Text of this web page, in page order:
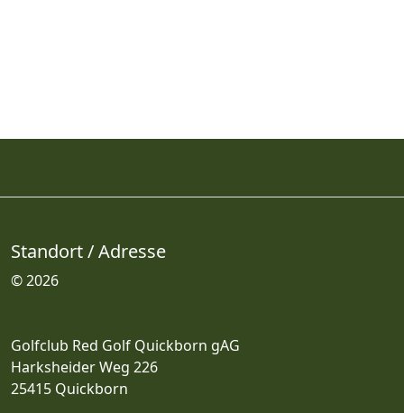
Standort / Adresse
© 2026
Golfclub Red Golf Quickborn gAG
Harksheider Weg 226
25415 Quickborn